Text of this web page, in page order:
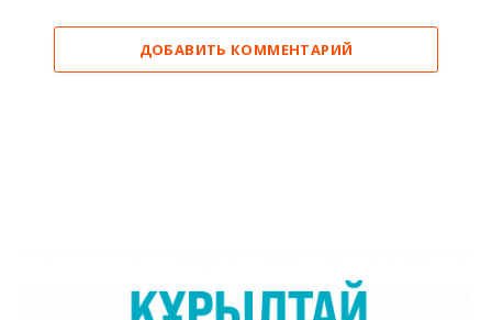
ДОБАВИТЬ КОММЕНТАРИЙ